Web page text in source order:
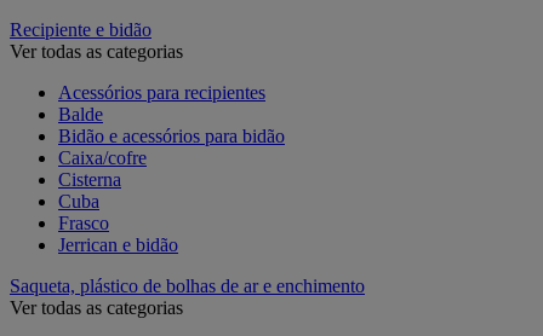
Recipiente e bidão
Ver todas as categorias
Acessórios para recipientes
Balde
Bidão e acessórios para bidão
Caixa/cofre
Cisterna
Cuba
Frasco
Jerrican e bidão
Saqueta, plástico de bolhas de ar e enchimento
Ver todas as categorias